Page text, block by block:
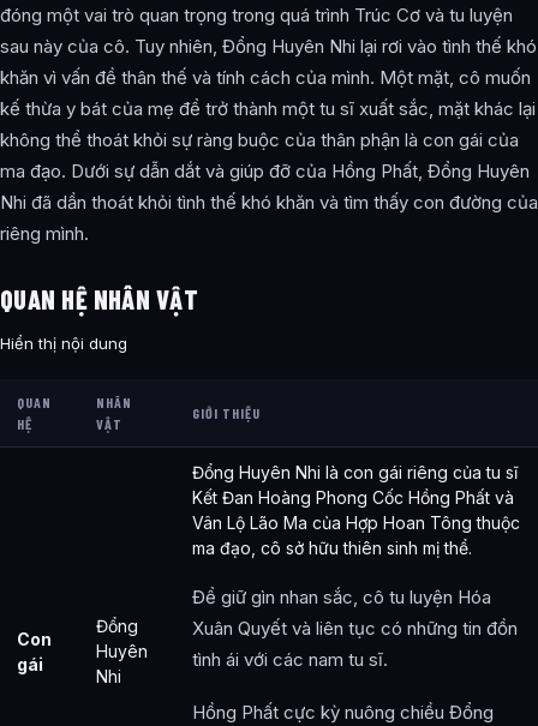
đóng một vai trò quan trọng trong quá trình Trúc Cơ và tu luyện
sau này của cô. Tuy nhiên, Đổng Huyên Nhi lại rơi vào tình thế khó
khăn vì vấn đề thân thế và tính cách của mình. Một mặt, cô muốn
kế thừa y bát của mẹ để trở thành một tu sĩ xuất sắc, mặt khác lại
không thể thoát khỏi sự ràng buộc của thân phận là con gái của
ma đạo. Dưới sự dẫn dắt và giúp đỡ của Hồng Phất, Đổng Huyên
Nhi đã dần thoát khỏi tình thế khó khăn và tìm thấy con đường của
riêng mình.
QUAN HỆ NHÂN VẬT
Hiển thị nội dung
QUAN
HỆ
NHÂN
VẬT
GIỚI THIỆU
Con
gái
Đổng
Huyên
Nhi
Đổng Huyên Nhi là con gái riêng của tu sĩ
Kết Đan Hoàng Phong Cốc Hồng Phất và
Vân Lộ Lão Ma của Hợp Hoan Tông thuộc
ma đạo, cô sở hữu thiên sinh mị thể.
Để giữ gìn nhan sắc, cô tu luyện Hóa
Xuân Quyết và liên tục có những tin đồn
tình ái với các nam tu sĩ.
Hồng Phất cực kỳ nuông chiều Đổng